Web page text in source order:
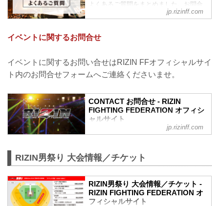
よくあるご質問をまとめました。お問合
わせの前に、一度ご確認下さい。
Q.1 より良い席で観戦したいのですが、
どの先行でチケットを買うと一番良い席
A. より良い席のご案内は、以下の順番と
なります。
①ファンクラブ先行（超強者）
CLUB先行
③先行販売（オフィシャルサイト先行・
プレイガイド先行・番組・チラシ等 順不
④各プレイガイドの一般発売
確保のみで、...
jp.rizinff.com
イベントに関するお問合せ
イベントに関するお問い合せはRIZIN FFオフィシャルサイ
ト内のお問合せフォームへご連絡くださいませ。
CONTACT お問合せ - RIZIN
FIGHTING FEDERATION オフィシ
ャルサイト
jp.rizinff.com
RIZIN男祭り 大会情報／チケット
RIZIN男祭り 大会情報／チケット -
RIZIN FIGHTING FEDERATION オ
フィシャルサイト